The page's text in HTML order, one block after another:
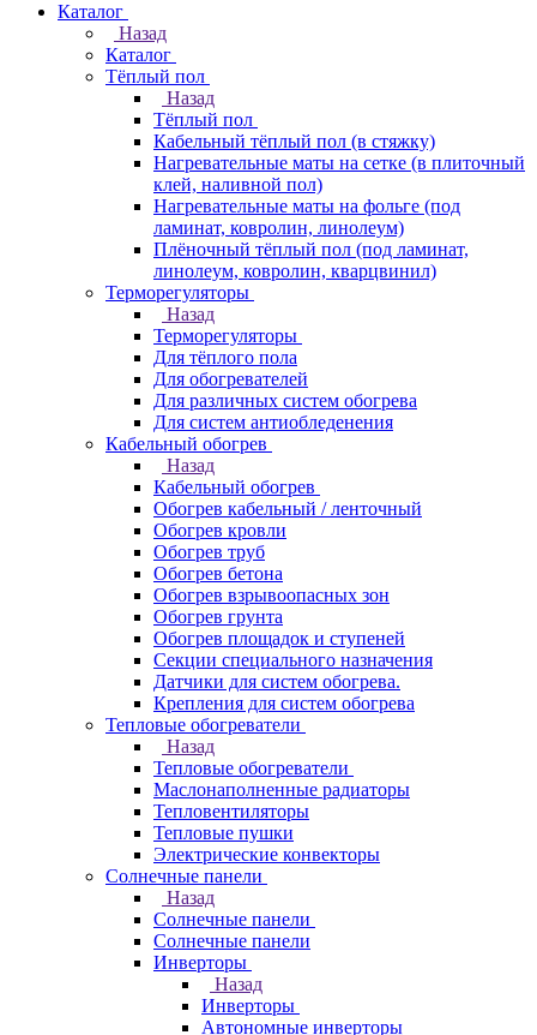
Каталог
Назад
Каталог
Тёплый пол
Назад
Тёплый пол
Кабельный тёплый пол (в стяжку)
Нагревательные маты на сетке (в плиточный
клей, наливной пол)
Нагревательные маты на фольге (под
ламинат, ковролин, линолеум)
Плёночный тёплый пол (под ламинат,
линолеум, ковролин, кварцвинил)
Терморегуляторы
Назад
Терморегуляторы
Для тёплого пола
Для обогревателей
Для различных систем обогрева
Для систем антиобледенения
Кабельный обогрев
Назад
Кабельный обогрев
Обогрев кабельный / ленточный
Обогрев кровли
Обогрев труб
Обогрев бетона
Обогрев взрывоопасных зон
Обогрев грунта
Обогрев площадок и ступеней
Секции специального назначения
Датчики для систем обогрева.
Крепления для систем обогрева
Тепловые обогреватели
Назад
Тепловые обогреватели
Маслонаполненные радиаторы
Тепловентиляторы
Тепловые пушки
Электрические конвекторы
Солнечные панели
Назад
Солнечные панели
Солнечные панели
Инверторы
Назад
Инверторы
Автономные инверторы